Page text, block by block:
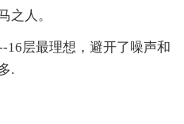
之人。
16层最理想，避开了噪声和
.